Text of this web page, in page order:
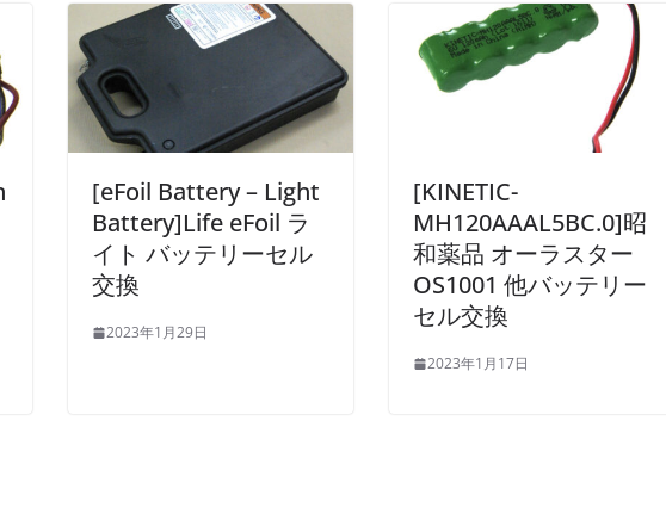
[eFoil Battery – Light
Battery]Life eFoil ラ
イト バッテリーセル
交換
2023年1月29日
[KINETIC-
MH120AAAL5BC.0]昭
和薬品 オーラスター
OS1001 他バッテリー
セル交換
2023年1月17日